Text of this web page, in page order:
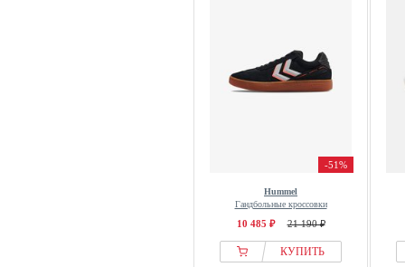
-51%
Hummel
Гандбольные кроссовки
10 485 ₽ 21 190 ₽
КУПИТЬ